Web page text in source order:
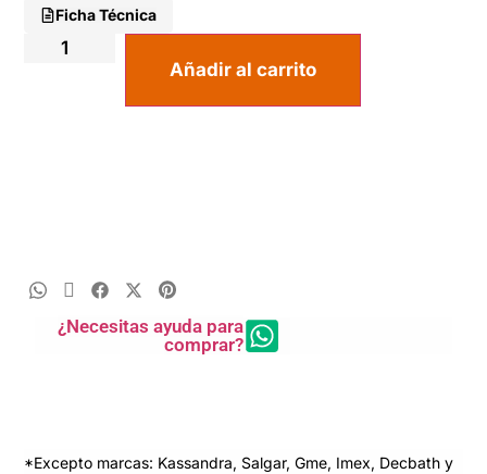
Ficha Técnica
Añadir al carrito
¿Necesitas ayuda para
comprar?
*Excepto marcas: Kassandra, Salgar, Gme, Imex, Decbath y